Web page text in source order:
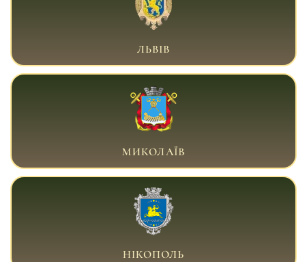
ВІЙСЬКОВИЙ АДВОКАТ ЛЬВІВ
ЛЬВІВ
ВІЙСЬКОВИЙ АДВОКАТ МИКОЛАЇВ
МИКОЛАЇВ
ВІЙСЬКОВИЙ АДВОКАТ НІКОПОЛЬ
НІКОПОЛЬ